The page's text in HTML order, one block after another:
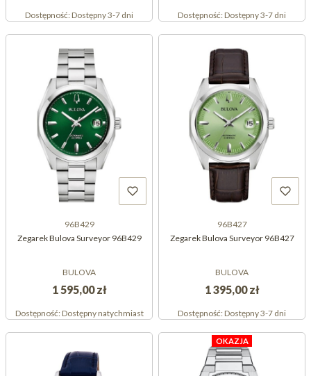
Dostępność:Dostępny 3-7 dni Dostępność:Dostępny 3-7 dni
96B429
Zegarek Bulova Surveyor 96B429
BULOVA
1 595,00 zł
Dostępność:Dostępny natychmiast
96B427
Zegarek Bulova Surveyor 96B427
BULOVA
1 395,00 zł
Dostępność:Dostępny 3-7 dni
OKAZJA